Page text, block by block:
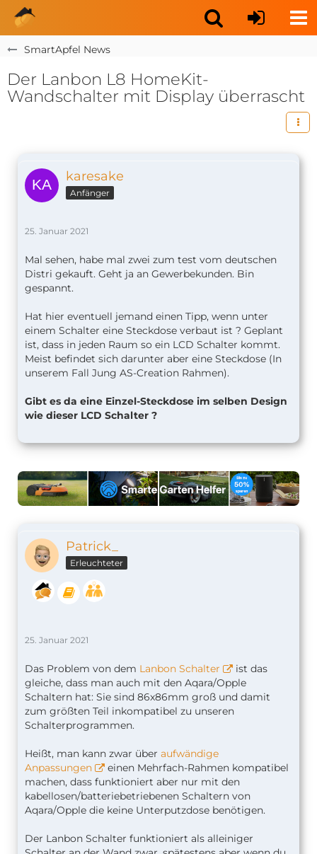
SmartApfel News
Der Lanbon L8 HomeKit-
Wandschalter mit Display überrascht
karesake
Anfänger
25. Januar 2021
Mal sehen, habe mal zwei zum test vom deutschen
Distri gekauft. Geht ja an Gewerbekunden. Bin
gespannt.
Hat hier eventuell jemand einen Tipp, wenn unter
einem Schalter eine Steckdose verbaut ist ? Geplant
ist, dass in jeden Raum so ein LCD Schalter kommt.
Meist befindet sich darunter aber eine Steckdose (In
unserem Fall Jung AS-Creation Rahmen).
Gibt es da eine Einzel-Steckdose im selben Design
wie dieser LCD Schalter ?
Patrick_
Erleuchteter
25. Januar 2021
Das Problem von dem Lanbon Schalter
ist das
gleiche, dass man auch mit den Aqara/Opple
Schaltern hat: Sie sind 86x86mm groß und damit
zum größten Teil inkompatibel zu unseren
Schalterprogrammen.
Heißt, man kann zwar über aufwändige
Anpassungen
einen Mehrfach-Rahmen kompatibel
machen, dass funktioniert aber nur mit den
kabellosen/batteriebetriebenen Schaltern von
Aqara/Opple die keine Unterputzdose benötigen.
Der Lanbon Schalter funktioniert als alleiniger